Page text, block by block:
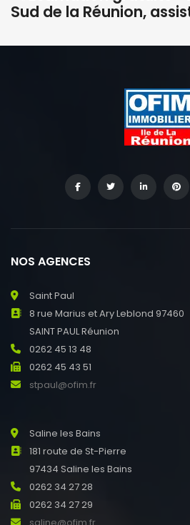
Sud de la Réunion,
NOS AGENCES
Saint Paul
8 rue Marius et Ary Leblond 97460
SAINT PAUL Réunion
0262 45 13 48
0262 45 43 51
stpaul@ofim.fr
Saline les Bains
181 route de St-Pierre
97434 Saline les Bains
0262 34 27 28
0262 34 27 29